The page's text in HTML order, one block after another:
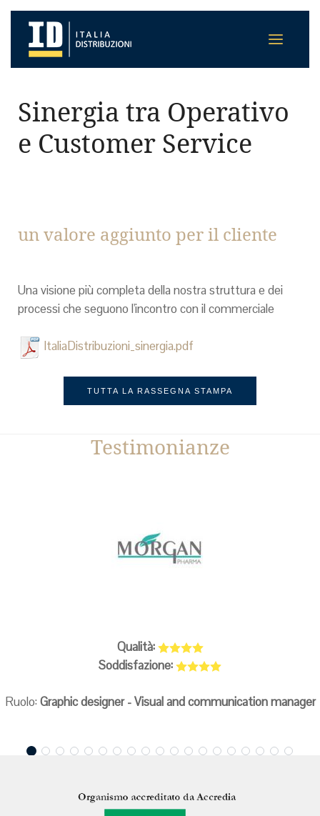
Sinergia tra Operativo
e Customer Service
un valore aggiunto per il cliente
Una visione più completa della nostra struttura e dei
processi che seguono l'incontro con il commerciale
ItaliaDistribuzioni_sinergia.pdf
TUTTA LA RASSEGNA STAMPA
Testimonianze
Qualità:
Soddisfazione:
Ruolo: Graphic designer - Visual and communication manager